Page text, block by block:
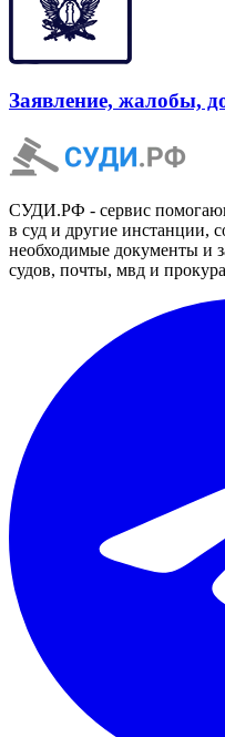
Заявление, жалобы,
СУДИ.РФ - сервис
в суд и другие инстанции,
необходимые документы и
судов, почты, мвд и